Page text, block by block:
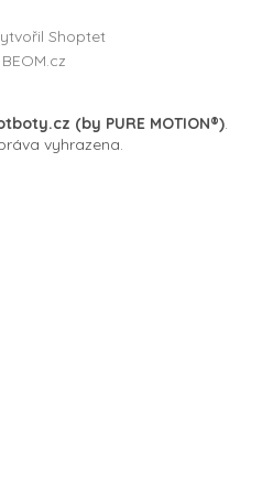
Shoptet
BEOM.cz
(by PURE MOTION®).
vyhrazena.